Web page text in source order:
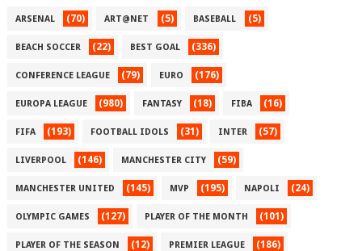
ARSENAL (70) ART@NET (5) BASEBALL (5)
BEACH SOCCER (22) BEST GOAL (336)
CONFERENCE LEAGUE (79) EURO (176)
EUROPA LEAGUE (980) FANTASY (18) FIBA (16)
FIFA (193) FOOTBALL IDOLS (31) INTER (57)
LIVERPOOL (146) MANCHESTER CITY (59)
MANCHESTER UNITED (145) MVP (195) NAPOLI (24)
OLYMPIC GAMES (127) PLAYER OF THE MONTH (101)
PLAYER OF THE SEASON (12) PREMIER LEAGUE (186)